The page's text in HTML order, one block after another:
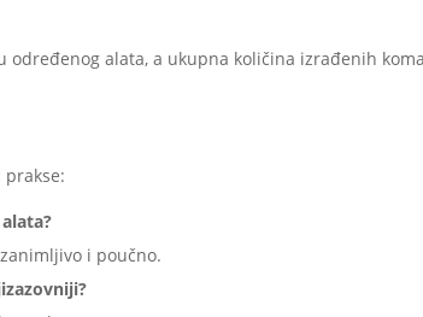
određenog alata, a ukupna količina izrađenih
i poučno.